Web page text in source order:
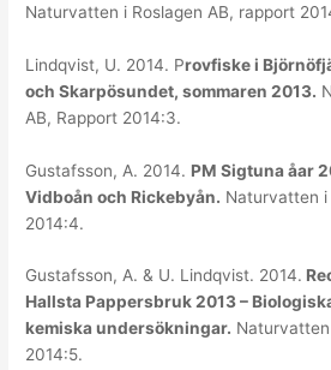
Naturvatten i Roslagen AB, rapport
Lindqvist, U. 2014. Provfiske i
och Skarpösundet, sommaren 2013.
AB, Rapport 2014:3.
Gustafsson, A. 2014. PM Sigtuna åar
Vidboån och Rickebyån. Naturvatten i
2014:4.
Gustafsson, A. & U. Lindqvist. 2014.
Hallsta Pappersbruk 2013 –
kemiska undersökningar.
2014:5.